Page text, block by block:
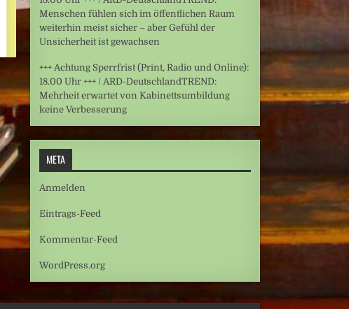
Menschen fühlen sich im öffentlichen Raum
weiterhin meist sicher – aber Gefühl der
Unsicherheit ist gewachsen
+++ Achtung Sperrfrist (Print, Radio und Online):
18.00 Uhr +++ / ARD-DeutschlandTREND:
Mehrheit erwartet von Kabinettsumbildung
keine Verbesserung
META
Anmelden
Eintrags-Feed
Kommentar-Feed
WordPress.org